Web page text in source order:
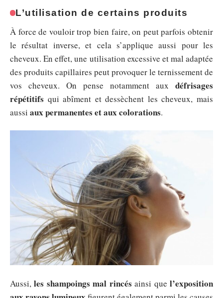
L’utilisation de certains produits
À force de vouloir trop bien faire, on peut parfois obtenir
le résultat inverse, et cela s’applique aussi pour les
cheveux. En effet, une utilisation excessive et mal adaptée
des produits capillaires peut provoquer le ternissement de
vos cheveux. On pense notamment aux défrisages
répétitifs qui abîment et dessèchent les cheveux, mais
aussi aux permanentes et aux colorations.
Aussi,les shampoings mal rincés ainsi quel’exposition